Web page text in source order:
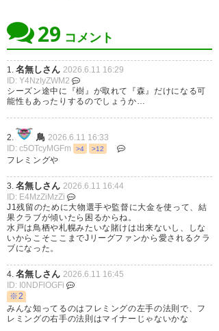
水戸は樹森さんの継続か。
— aki-koba (zyoushou)
月 11
樹森監督続投決定ですね。
クラブが決定したからには応援
するのみです！いろいろと思う
ミングではないと思います。
キャンプでしっかり修正してほ
しいです。
29 コメント
1. 名無しさん 2026.6.11 16:29
ID: Y4NzIyZWM2
シーズン途中に『樹』が取れて『森』だけになる可
能性もあったりするのでしょうか…
2. 鳥 2026.6.11 16:33
ID: c5OTcyMGFm
>4 >12
フレミングや
3. 名無しさん 2026.6.11 16:44
ID: E4MzZiMzZi
J1残留のために大物選手や監督に大金を使って、結
果クラブが傾いたら困るからね。
水戸は鳥栖や札幌みたいな賭けは出来ないし、しな
いからこそここまでJリーグファンから愛されるクラ
ブになった。
4. 名無しさん 2026.6.11 16:45
ID: I0NDFlOGFi
※2
みんな知ってるのはフレミングの左手の法則で、フ
レミングの右手の法則はマイナーじゃないかな